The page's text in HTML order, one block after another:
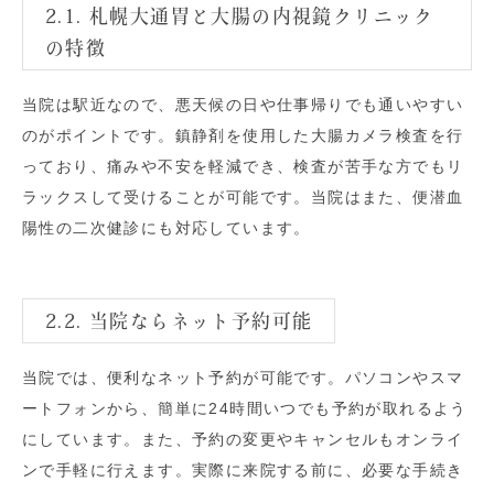
2.1. 札幌大通胃と大腸の内視鏡クリニック
の特徴
当院は駅近なので、悪天候の日や仕事帰りでも通いやすい
のがポイントです。鎮静剤を使用した大腸カメラ検査を行
っており、痛みや不安を軽減でき、検査が苦手な方でもリ
ラックスして受けることが可能です。当院はまた、便潜血
陽性の二次健診にも対応しています。
2.2. 当院ならネット予約可能
当院では、便利なネット予約が可能です。パソコンやスマ
ートフォンから、簡単に24時間いつでも予約が取れるよう
にしています。また、予約の変更やキャンセルもオンライ
ンで手軽に行えます。実際に来院する前に、必要な手続き